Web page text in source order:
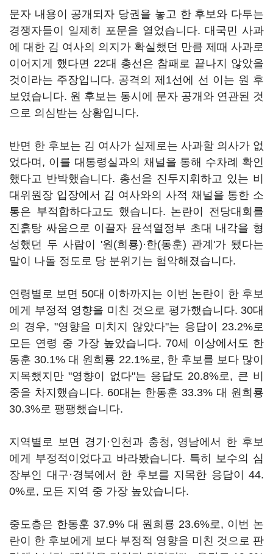
문자 내용이 공개되자 당권을 놓고 한 후보와 다투는
경쟁자들이 일제히 포문을 열었습니다. 대국민 사과
에 대한 김 여사의 의지가 확실했던 만큼 제때 사과로
이어지게 했다면 22대 총선은 참패로 끝나지 않았을
것이라는 주장입니다. 공격의 제1선에 선 이는 원 후
보였습니다. 원 후보는 동시에 문자 공개와 연관된 것
으로 의심받는 상황입니다.
반면 한 후보는 김 여사가 실제로는 사과할 의사가 없
었다며, 이를 대통령실과의 채널을 통해 수차례 확인
했다고 반박했습니다. 총선을 진두지휘하고 있는 비
대위원장 입장에서 김 여사와의 사적 채널을 통한 소
통은 부적합하다고도 했습니다. 논란이 전당대회를
진흙탕 싸움으로 이끌자 윤석열정부 초대 내각을 형
성했던 두 사람이 '원(희룡)·한(동훈) 관계'가 됐다는
말이 나돌 정도로 당 분위기는 험악해졌습니다.
연령별로 보면 50대 이하까지는 이번 논란이 한 후보
에게 부정적 영향을 미친 것으로 평가했습니다. 30대
의 경우, "영향을 미치지 않았다"는 응답이 23.2%로
모든 연령 중 가장 높았습니다. 70세 이상에서도 한
동훈 30.1% 대 원희룡 22.1%로, 한 후보를 보다 많이
지목했지만 "영향이 없다"는 응답도 20.8%로, 큰 비
중을 차지했습니다. 60대는 한동훈 33.3% 대 원희룡
30.3%로 팽팽했습니다.
지역별로 보면 경기·인천과 충청, 영남에서 한 후보
에게 부정적이었다고 바라봤습니다. 특히 보수의 심
장부인 대구·경북에서 한 후보를 지목한 응답이 44.
0%로, 모든 지역 중 가장 높았습니다.
중도층은 한동훈 37.9% 대 원희룡 23.6%로, 이번 논
란이 한 후보에게 보다 부정적 영향을 미친 것으로 판